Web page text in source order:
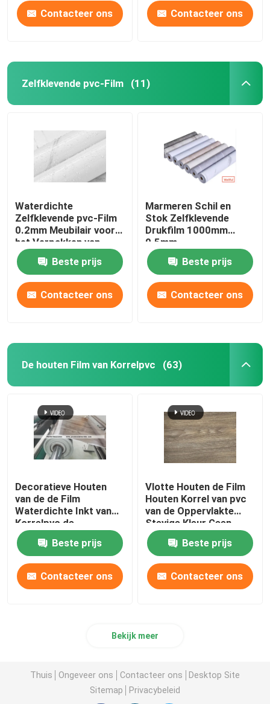
Contacteer ons Contacteer ons
Zelfklevende pvc-Film (11)
Waterdichte
Zelfklevende pvc-Film
0.2mm Meubilair voor
het Verpakken van
Muurcomités Plafonds
Beste prijs
Contacteer ons
Marmeren Schil en
Stok Zelfklevende
Drukfilm 1000mm
0.5mm
Beste prijs
Contacteer ons
De houten Film van Korrelpvc (63)
Decoratieve Houten
van de de Film
Waterdichte Inkt van
Korrelpvc de
Overdrachtdruk
Beste prijs
Contacteer ons
Vlotte Houten de Film
Houten Korrel van pvc
van de Oppervlakte
Stevige Kleur Geen
Kleur het Langzaam
verdwijnenBeste prijs
Contacteer ons
Bekijk meer
Thuis Ongeveer ons Contacteer ons
Desktop Site
Sitemap
Privacybeleid